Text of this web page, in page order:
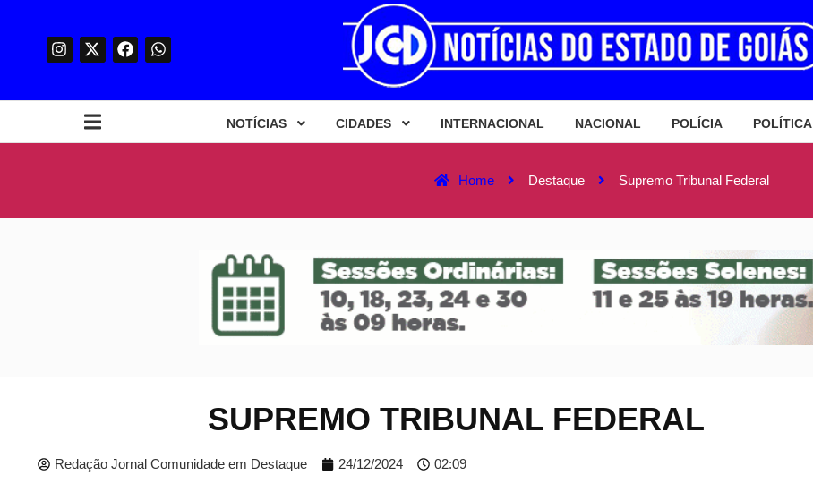
NOTÍCIAS CIDADES INTERNACIONAL NACIONAL POLÍCIA POLÍTICA
Home Destaque Supremo Tribunal Federal
SUPREMO TRIBUNAL FEDERAL
Redação Jornal Comunidade em Destaque 24/12/2024 02:09